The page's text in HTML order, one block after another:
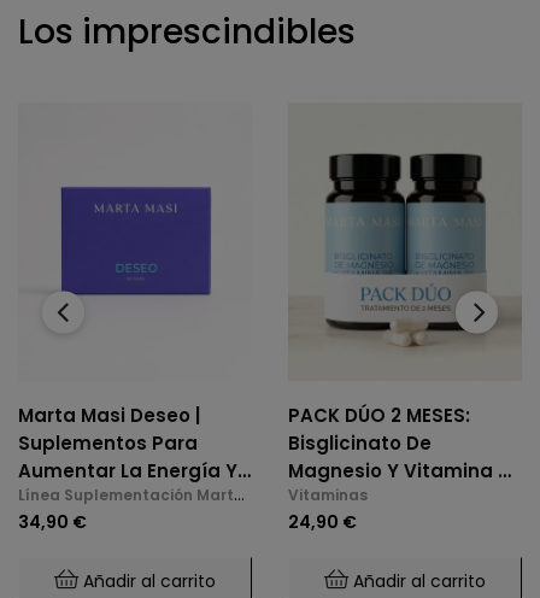
Los imprescindibles
Marta Masi Deseo |
Suplementos Para
Aumentar La Energía Y
La Libido En La
Menopausia
Línea Suplementación Marta
Masi
34,90 €
Añadir al carrito
PACK DÚO 2 MESES:
Bisglicinato De
Magnesio Y Vitamina B6
(2 X 60 Cáps.)
Vitaminas
24,90 €
Añadir al carrito
‹ ›